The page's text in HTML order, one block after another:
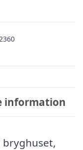
information
bryghuset,